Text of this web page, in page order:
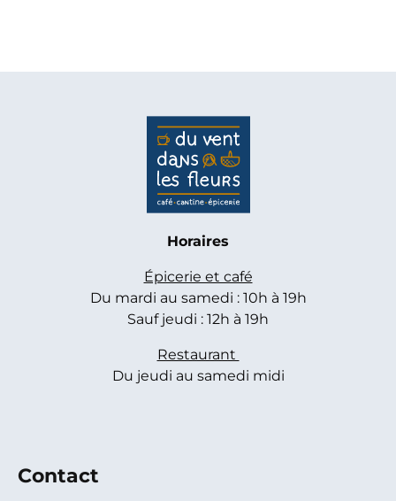
Horaires
Épicerie et café
Du mardi au samedi : 10h à 19h
Sauf jeudi : 12h à 19h
Restaurant
Du jeudi au samedi midi
Contact